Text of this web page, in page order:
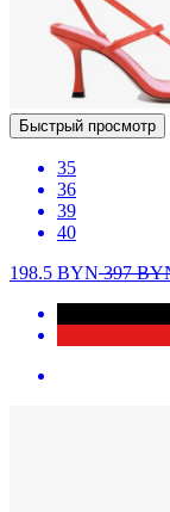
Быстрый просмотр
35
36
39
40
198.5 BYN397